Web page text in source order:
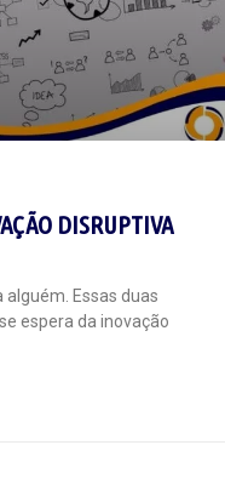
DISRUPTIVA
alguém. Essas duas
espera da inovação